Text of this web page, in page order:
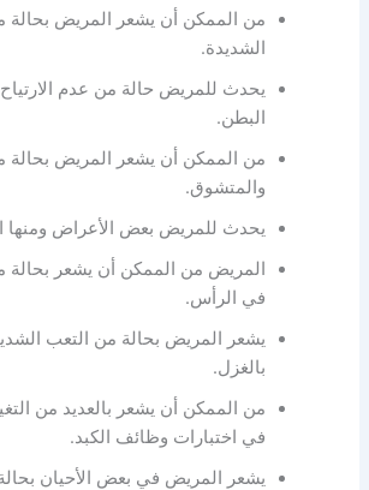
من الممكن أن يشعر المريض بحالة
الشديدة.
يحدث للمريض حالة من عدم
البطن.
من الممكن أن يشعر المريض بحالة
والمتشوق.
يحدث للمريض بعض الأعراض ومنها
المريض من الممكن أن يشعر بحالة
في الرأس.
يشعر المريض بحالة من التعب
بالغزل.
من الممكن أن يشعر بالعديد من
في اختبارات وظائف الكبد.
يشعر المريض في بعض الأحيان بحالة